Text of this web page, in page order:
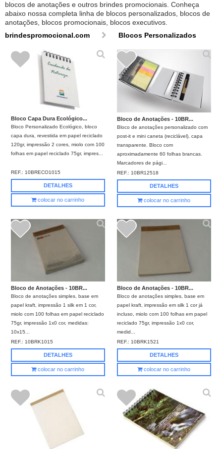
blocos de anotações e outros brindes promocionais. Conheça
abaixo nossa completa linha de blocos personalizados, blocos de
anotações, blocos promocionais, blocos executivos.
brindespromocional.com
Blocos Personalizados
Bloco Capa Dura Ecológico...
Bloco Personalizado Ecológico, bloco
capa dura, revestida em papel reciclado
120gr, impressão 2 cores, miolo com 100
folhas em papel reciclado 75gr, impres...
REF.: 10BRECO1015
DETALHES
colocar no carrinho
Bloco de Anotações - 10BR...
Bloco de anotações personalizado com
post-it e mini caneta (reciclável), capa
transparente. Bloco com
aproximadamente 60 folhas brancas.
Marcadores de pági...
REF.: 10BR12518
DETALHES
colocar no carrinho
Bloco de Anotações - 10BR...
Bloco de anotações simples, base em
papel kraft, impressão 1 silk em 1 cor,
miolo com 100 folhas em papel reciclado
75gr, impressão 1x0 cor, medidas:
10x15...
REF.: 10BRK1015
DETALHES
colocar no carrinho
Bloco de Anotações - 10BR...
Bloco de anotações simples, base em
papel kraft, impressão em silk 1 cor já
incluso, miolo com 100 folhas em papel
reciclado 75gr, impressão 1x0 cor,
medid...
REF.: 10BRK1521
DETALHES
colocar no carrinho